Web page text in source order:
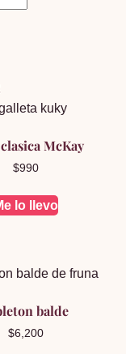
McKay
$990
lo llevo
balde
$6,200